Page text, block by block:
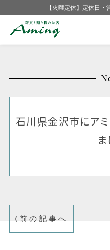
【火曜定休】定休日
石川県金沢市にア
前の記事へ